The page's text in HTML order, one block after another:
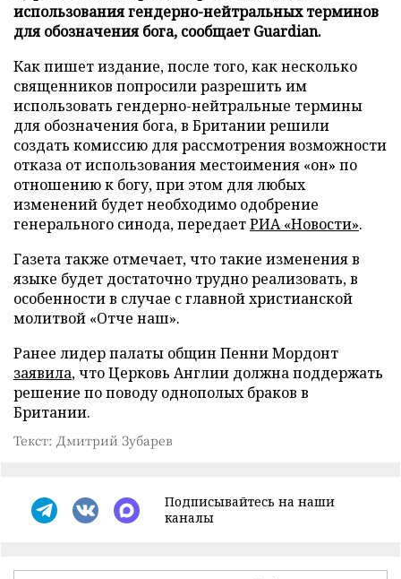
использования гендерно-нейтральных терминов
для обозначения бога, сообщает Guardian.
Как пишет издание, после того, как несколько
священников попросили разрешить им
использовать гендерно-нейтральные термины
для обозначения бога, в Британии решили
создать комиссию для рассмотрения возможности
отказа от использования местоимения «он» по
отношению к богу, при этом для любых
изменений будет необходимо одобрение
генерального синода, передаетРИА «Новости».
Газета также отмечает, что такие изменения в
языке будет достаточно трудно реализовать, в
особенности в случае с главной христианской
молитвой «Отче наш».
Ранее лидер палаты общин Пенни Мордонт
заявила, что Церковь Англии должна поддержать
решение по поводу однополых браков в
Британии.
Текст: Дмитрий Зубарев
Подписывайтесь на наши
каналы